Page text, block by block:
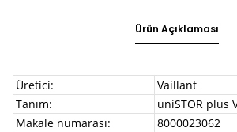
Ürün Açıklaması
Üretici:
Vaillant
Tanım:
uniSTOR plus
Makale numarası:
8000023062